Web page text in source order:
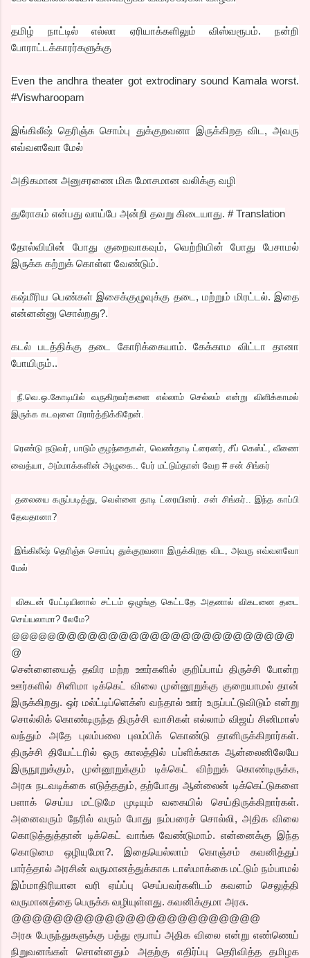
தமிழ் நாட்டில் எல்லா ஏரியாக்களிலும் விஸ்வரூபம். நன்றி
போராட்டக்காரர்களுக்கு
Even the andhra theater got extrodinary sound Kamala worst.
#Viswharoopam
இங்கிலீஷ் தெரிஞ்சு சொம்பு துக்குறவனா இருக்கிறத விட, அவரு
எவ்வளவோ மேல்
அதிகமான அனுசரணை மிக மோசமான வலிக்கு வழி
துரோகம் என்பது வாய்பே அன்றி தவறு கிடையாது. # Translation
தோல்வியின் போது குறைவாகவும், வெற்றியின் போது பேசாமல்
இருக்க கற்றுக் கொள்ள வேண்டும்.
கஷ்மீரிய பெண்கள் இசைக்குழுவுக்கு தடை, மற்றும் மிரட்டல். இதை
என்னன்னு சொல்றது?.
கடல் படத்திக்கு தடை கோரிக்கையாம். கேக்காம விட்டா தானா
போயிரும்..
நீ.வெ.ஒ.கோடியில் வருகிறவர்களை எல்லாம் செல்லம் என்று விளிக்காமல்
இருக்க கடவுளை பிரார்த்திக்கிறேன்.
ரெண்டு நடுவர், பாடும் குழந்தைகள், வெண்தாடி ட்ரைனர், சீப் கெஸ்ட், வீணை
வைத்யா, அம்மாக்களின் அழுகை.. பேர் மட்டும்தான் வேற # சன் சிங்கர்
தலையை கருப்படித்து, வெள்ளை தாடி ட்ரையினர். சன் சிங்கர்.. இந்த காப்பி
தேவதானா?
இங்கிலீஷ் தெரிஞ்சு சொம்பு துக்குறவனா இருக்கிறத விட, அவரு எவ்வளவோ
மேல்
விகடன் பேட்டியினால் சட்டம் ஒழுங்கு கெட்டதே அதனால் விகடனை தடை
செய்யலாமா? லேமே?
@@@@@@@@@@@@@@@@@@@@@@@@@@@@
@
சென்னையைத் தவிர மற்ற ஊர்களில் குறிப்பாய் திருச்சி போன்ற
ஊர்களில் சினிமா டிக்கெட் விலை முன்னூறுக்கு குறையாமல் தான்
இருக்கிறது. ஒர் மல்ட்டிப்ளெக்ஸ் வந்தால் ஊர் உருப்பட்டுவிடும் என்று
சொல்லிக் கொண்டிருந்த திருச்சி வாசிகள் எல்லாம் விஜய் சினிமாஸ்
வந்தும் அதே புலம்பலை புலம்பிக் கொண்டு தானிருக்கிறார்கள்.
திருச்சி தியேட்டரில் ஒரு காலத்தில் பப்ளிக்காக ஆன்லைனிலேயே
இருநூறுக்கும், முன்னூறுக்கும் டிக்கெட் விற்றுக் கொண்டிருக்க,
அரசு நடவடிக்கை எடுத்ததும், தற்போது ஆன்லைன் டிக்கெட்டுகளை
பளாக் செய்ய மட்டுமே முடியும் வகையில் செய்திருக்கிறார்கள்.
அனைவரும் நேரில் வரும் போது நம்பரைச் சொல்லி, அதிக விலை
கொடுத்துத்தான் டிக்கெட் வாங்க வேண்டுமாம். என்னைக்கு இந்த
கொடுமை ஒழியுமோ?. இதையெல்லாம் கொஞ்சம் கவனித்துப்
பார்த்தால் அரசின் வருமானத்துக்காக டாஸ்மாக்கை மட்டும் நம்பாமல்
இம்மாதிரியான வரி ஏய்ப்பு செய்பவர்களிடம் கவனம் செலுத்தி
வருமானத்தை பெருக்க வழியுள்ளது. கவனிக்குமா அரசு.
@@@@@@@@@@@@@@@@@@@@@@@@
அரசு பேருந்துகளுக்கு பத்து ரூபாய் அதிக விலை என்று எண்ணெய்
நிறுவனங்கள் சொன்னதும் அதற்கு எதிர்ப்பு தெரிவித்த தமிழக